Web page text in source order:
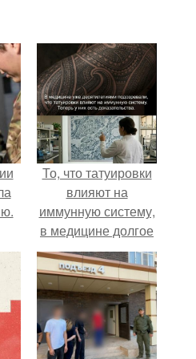
То, что татуировки
влияют на
иммунную систему,
в медицине долгое
время
рассматривалось
лишь как гипотеза.